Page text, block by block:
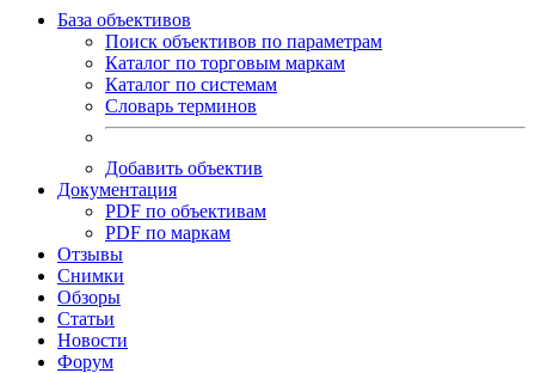
База объективов
Поиск объективов по параметрам
Каталог по торговым маркам
Каталог по системам
Словарь терминов
Добавить объектив
Документация
PDF по объективам
PDF по маркам
Отзывы
Снимки
Обзоры
Статьи
Новости
Форум